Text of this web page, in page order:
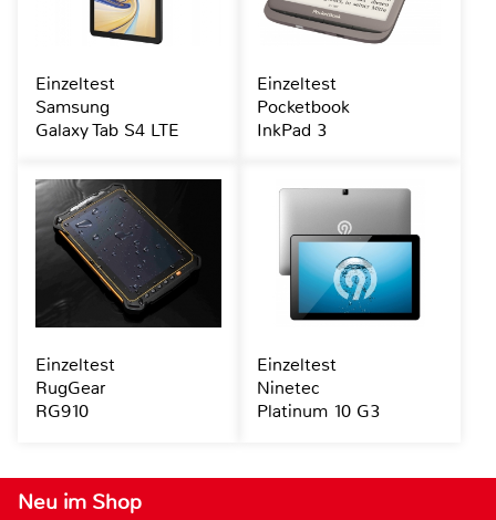
Neu im Shop
Einzeltest
Samsung
Galaxy Tab S4 LTE
Einzeltest
Pocketbook
InkPad 3
Einzeltest
RugGear
RG910
Einzeltest
Ninetec
Platinum 10 G3